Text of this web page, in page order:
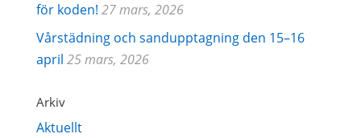
för koden! 27 mars, 2026
Vårstädning och sandupptagning den 15–16
april 25 mars, 2026
Arkiv
Aktuellt